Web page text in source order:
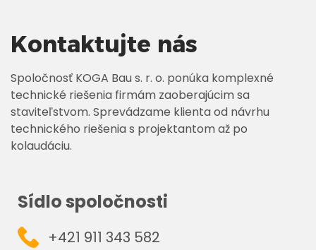
Kontaktujte nás
Spoločnosť KOGA Bau s. r. o. ponúka komplexné
technické riešenia firmám zaoberajúcim sa
staviteľstvom. Sprevádzame klienta od návrhu
technického riešenia s projektantom až po
kolaudáciu.
Sídlo spoločnosti
+421 911 343 582